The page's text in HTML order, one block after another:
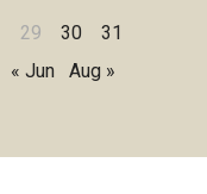
29 30
31
« Jun
Aug »